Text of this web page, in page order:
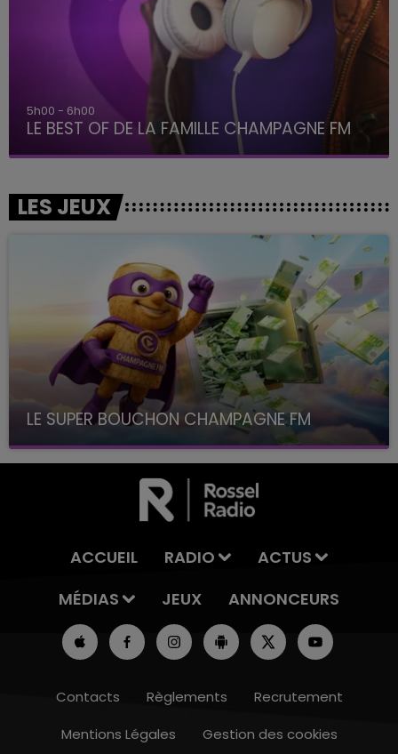
5h00 - 6h00
LE BEST OF DE LA FAMILLE CHAMPAGNE FM
LES JEUX
LE SUPER BOUCHON CHAMPAGNE FM
avec La Famille Champagne FM, à 8H10
ACCUEIL RADIO
ACTUS
MÉDIAS
JEUX ANNONCEURS
Contacts Règlements
Recrutement
Mentions Légales
Gestion des cookies